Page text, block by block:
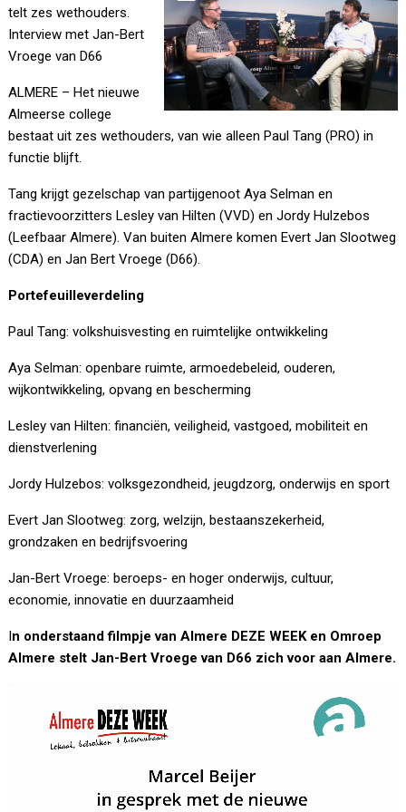
telt zes wethouders.
Interview met Jan-Bert
Vroege van D66
ALMERE – Het nieuwe
Almeerse college
bestaat uit zes wethouders, van wie alleen Paul Tang (PRO) in
functie blijft.
Tang krijgt gezelschap van partijgenoot Aya Selman en
fractievoorzitters Lesley van Hilten (VVD) en Jordy Hulzebos
(Leefbaar Almere). Van buiten Almere komen Evert Jan Slootweg
(CDA) en Jan Bert Vroege (D66).
Portefeuilleverdeling
Paul Tang: volkshuisvesting en ruimtelijke ontwikkeling
Aya Selman: openbare ruimte, armoedebeleid, ouderen,
wijkontwikkeling, opvang en bescherming
Lesley van Hilten: financiën, veiligheid, vastgoed, mobiliteit en
dienstverlening
Jordy Hulzebos: volksgezondheid, jeugdzorg, onderwijs en sport
Evert Jan Slootweg: zorg, welzijn, bestaanszekerheid,
grondzaken en bedrijfsvoering
Jan-Bert Vroege: beroeps- en hoger onderwijs, cultuur,
economie, innovatie en duurzaamheid
In onderstaand filmpje van Almere DEZE WEEK en Omroep
Almere stelt Jan-Bert Vroege van D66 zich voor aan Almere.